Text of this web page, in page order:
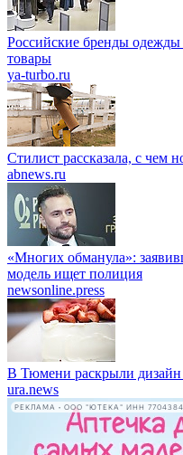
Российские бренды одежды
товары
ya-turbo.ru
Стилист рассказала, с чем
abnews.ru
«Многих обманула»:
модель ищет полиция
newsonline.press
В Тюмени раскрыли дизайн
ura.news
РЕКЛАМА • ООО "ЮТЕКА" ИНН